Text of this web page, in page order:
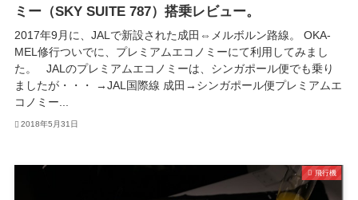
ミー（SKY SUITE 787）搭乗レビュー。
2017年9月に、JALで新設された成田⇔メルボルン路線。 OKA-
MEL修行ついでに、プレミアムエコノミーにて利用してみまし
た。 JALのプレミアムエコノミーは、シンガポール便でも乗り
ましたが・・・ →JAL国際線 成田→シンガポール便プレミアムエ
コノミー...
2018年5月31日
飛行機